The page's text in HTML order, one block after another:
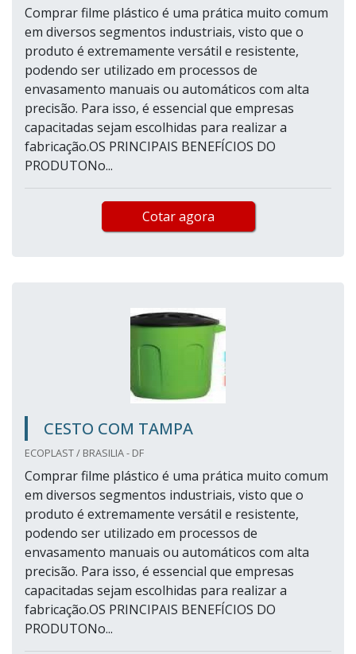
Comprar filme plástico é uma prática muito comum
em diversos segmentos industriais, visto que o
produto é extremamente versátil e resistente,
podendo ser utilizado em processos de
envasamento manuais ou automáticos com alta
precisão. Para isso, é essencial que empresas
capacitadas sejam escolhidas para realizar a
fabricação.OS PRINCIPAIS BENEFÍCIOS DO
PRODUTONo...
Cotar agora
CESTO COM TAMPA
ECOPLAST / BRASILIA - DF
Comprar filme plástico é uma prática muito comum
em diversos segmentos industriais, visto que o
produto é extremamente versátil e resistente,
podendo ser utilizado em processos de
envasamento manuais ou automáticos com alta
precisão. Para isso, é essencial que empresas
capacitadas sejam escolhidas para realizar a
fabricação.OS PRINCIPAIS BENEFÍCIOS DO
PRODUTONo...